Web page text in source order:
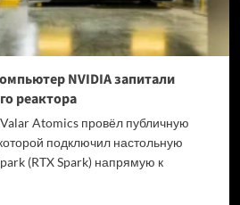
NVIDIA запитали
реактора
Atomics провёл публичную
подключил настольную
(RTX Spark) напрямую к